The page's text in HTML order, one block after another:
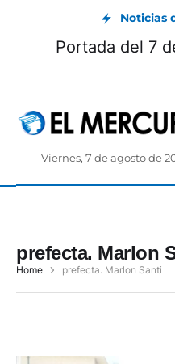
Noticias
Portada del 7
Viernes, 7 de agosto de
prefecta. Marlon
Home prefecta. Marlon Santi